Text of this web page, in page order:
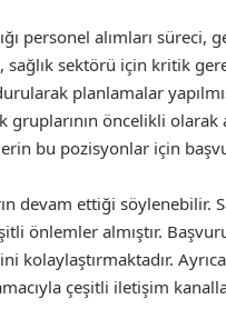
personel alımları
sağlık sektörü için kritik
planlamalar
öncelikli olarak
bu pozisyonlar için
devam ettiği söylenebilir.
önlemler almıştır.
kolaylaştırmaktadır.
çeşitli iletişim